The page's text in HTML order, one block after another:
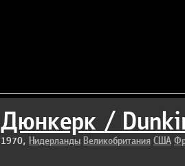
Дюнкерк /
1970, Нидерланды Великобритания США